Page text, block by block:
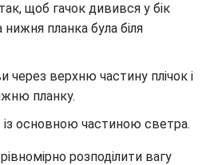
щоб гачок дивився у бік
планка була біля
через верхню частину плічок і
планку.
основною частиною светра.
розподілити вагу